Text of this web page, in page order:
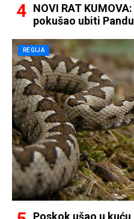
NOVI RAT
pokušao ubiti
REGIJA
Poskok ušao u